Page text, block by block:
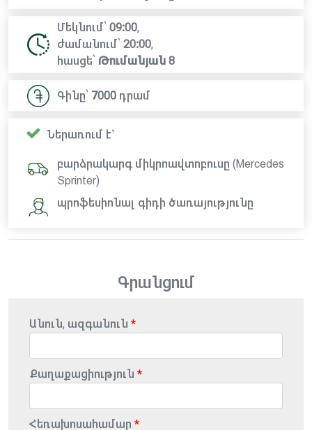
Մեկնում՝ 09:00,
ժամանում՝ 20:00,
հասցե՝ Թումանյան 8
Գինը՝ 7000 դրամ
Ներառում է`
բարձրակարգ միկրոավտոբուսը (Mercedes
Sprinter)
պրոֆեսիոնալ գիդի ծառայությունը
Գրանցում
Անուն, ազգանուն
Քաղաքացիություն
Հեռախոսահամար